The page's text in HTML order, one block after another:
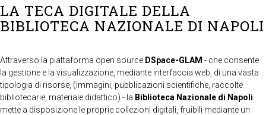
LA TECA DIGITALE DELLA
BIBLIOTECA NAZIONALE DI NAPOLI
Attraverso la piattaforma open source DSpace-GLAM - che consente
la gestione e la visualizzazione, mediante interfaccia web, di una vasta
tipologia di risorse, (immagini, pubblicazioni scientifiche, raccolte
bibliotecarie, materiale didattico) - la Biblioteca Nazionale di Napoli
mette a disposizione le proprie collezioni digitali, fruibili mediante un